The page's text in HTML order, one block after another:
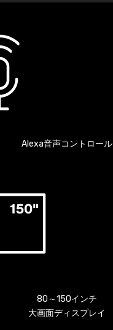
Alexa音声コントロール
80～150インチ
大画面ディスプレイ